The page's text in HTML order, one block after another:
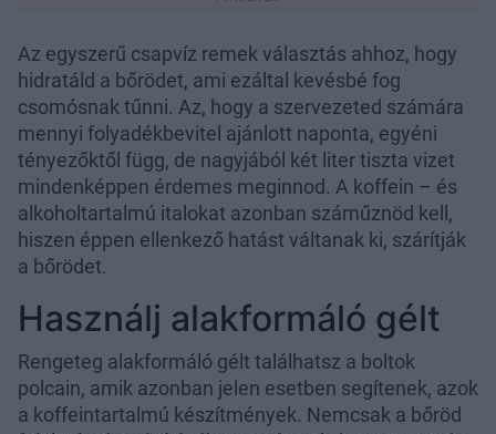
Az egyszerű csapvíz remek választás ahhoz, hogy
hidratáld a bőrödet, ami ezáltal kevésbé fog
csomósnak tűnni. Az, hogy a szervezeted számára
mennyi folyadékbevitel ajánlott naponta, egyéni
tényezőktől függ, de nagyjából két liter tiszta vizet
mindenképpen érdemes meginnod. A koffein – és
alkoholtartalmú italokat azonban száműznöd kell,
hiszen éppen ellenkező hatást váltanak ki, szárítják
a bőrödet.
Használj alakformáló gélt
Rengeteg alakformáló gélt találhatsz a boltok
polcain, amik azonban jelen esetben segítenek, azok
a koffeintartalmú készítmények. Nemcsak a bőröd